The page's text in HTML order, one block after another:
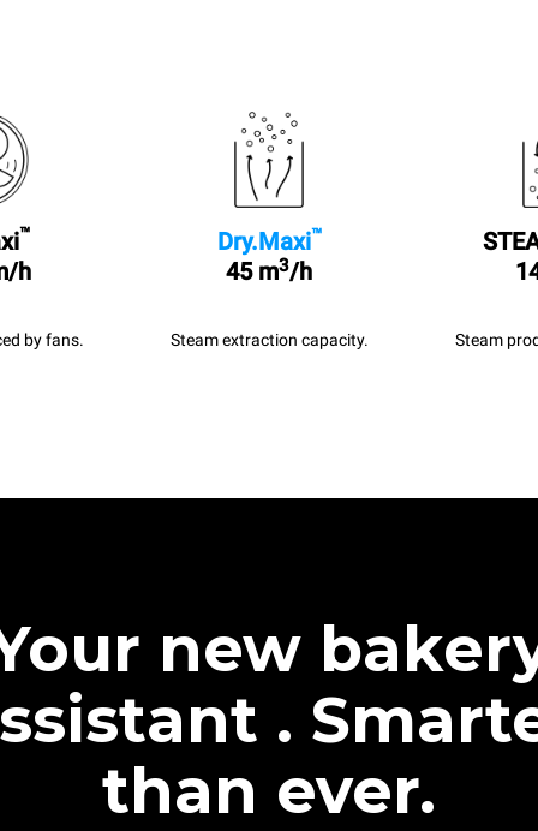
™
h
by fans.
Dry.Maxi™
45 m3/h
Steam extraction capacity. Steam
new
.
than ever.